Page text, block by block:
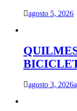
agosto 5, 2026
agosto 3, 2026